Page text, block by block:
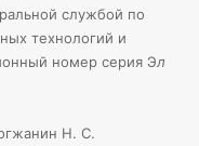
службой по
технологий и
номер серия Эл
Н. С.